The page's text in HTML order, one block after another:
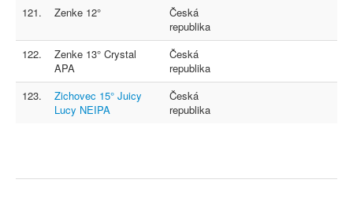
121.
Zenke 12°
Česká
republika
122.
Zenke 13° Crystal
APA
Česká
republika
123.
Zichovec 15° Juicy
Lucy NEIPA
Česká
republika